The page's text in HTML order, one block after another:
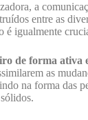
a
entre as
é igualmente
de forma ativa
as
na forma das